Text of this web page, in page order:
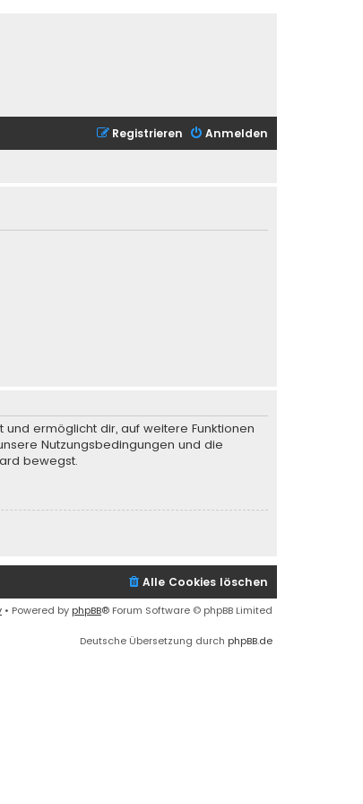
Anmelden
Registrieren
ermöglicht dir, auf weitere Funktionen
Nutzungsbedingungen und die
bewegst.
Alle Cookies löschen
• Powered by phpBB® Forum Software © phpBB Limited
Deutsche Übersetzung durch phpBB.de